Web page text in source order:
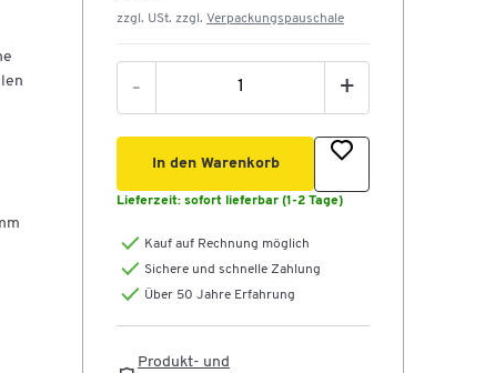
zzgl. USt. zzgl. Verpackungspauschale
- +
In den Warenkorb
Lieferzeit: sofort lieferbar (1-2 Tage)
Kauf auf Rechnung möglich
Sichere und schnelle Zahlung
Über 50 Jahre Erfahrung
Produkt- und